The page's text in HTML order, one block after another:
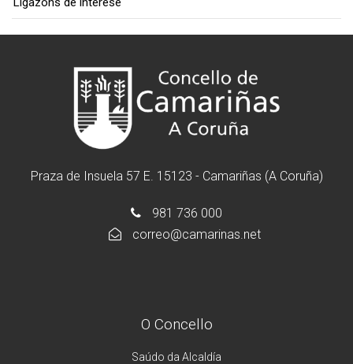
Praza de Insuela 57 E. 15123 - Camariñas (A Coruña)
981 736 000
correo@camarinas.net
O Concello
Saúdo da Alcaldía